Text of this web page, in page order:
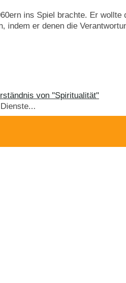
ins Spiel brachte. Er wollte
indem er denen die
von "Spiritualität"